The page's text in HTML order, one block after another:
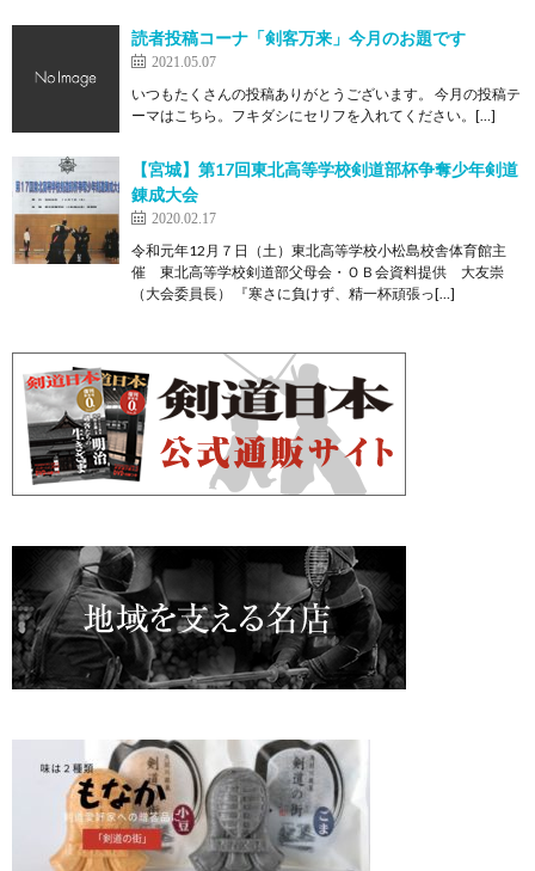
読者投稿コーナ「剣客万来」今月のお題です
2021.05.07
いつもたくさんの投稿ありがとうございます。 今月の投稿テ
ーマはこちら。フキダシにセリフを入れてください。[…]
【宮城】第17回東北高等学校剣道部杯争奪少年剣道
錬成大会
2020.02.17
令和元年12月７日（土）東北高等学校小松島校舎体育館主
催 東北高等学校剣道部父母会・ＯＢ会資料提供 大友崇
（大会委員長） 『寒さに負けず、精一杯頑張っ[…]